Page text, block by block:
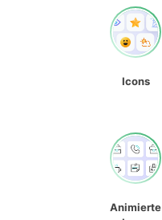
Icons
Animierte